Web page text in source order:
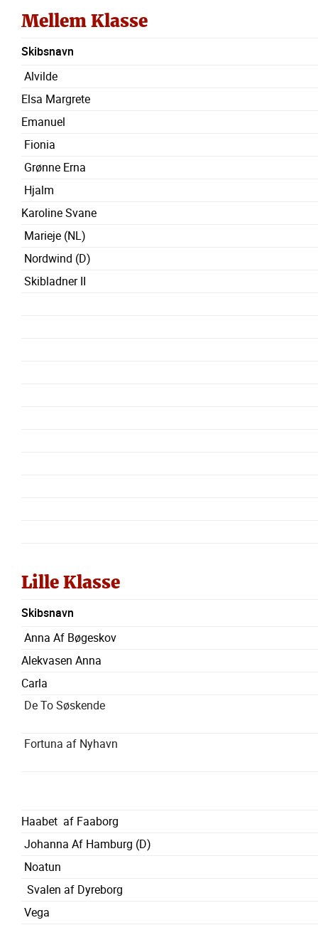
Mellem Klasse
Skibsnavn
Alvilde
Elsa Margrete
Emanuel
Fionia
Grønne Erna
Hjalm
Karoline Svane
Marieje (NL)
Nordwind (D)
Skibladner II
Lille Klasse
Skibsnavn
Anna Af Bøgeskov
Alekvasen Anna
Carla
De To Søskende
Fortuna af Nyhavn
Haabet af Faaborg
Johanna Af Hamburg (D)
Noatun
Svalen af Dyreborg
Vega